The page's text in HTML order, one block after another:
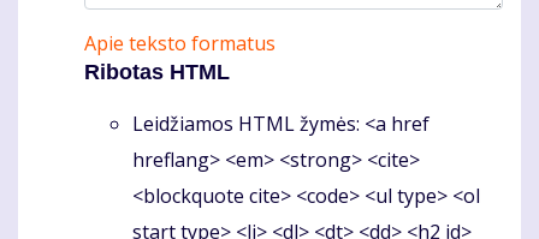
Apie teksto formatus
Ribotas HTML
Leidžiamos HTML žymės: <a href
hreflang> <em> <strong> <cite>
<blockquote cite> <code> <ul type> <ol
start type> <li> <dl> <dt> <dd> <h2 id>